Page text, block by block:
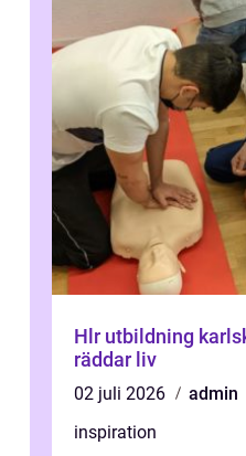
Hlr utbildning karlskrona
räddar liv
02 juli 2026
admin
inspiration